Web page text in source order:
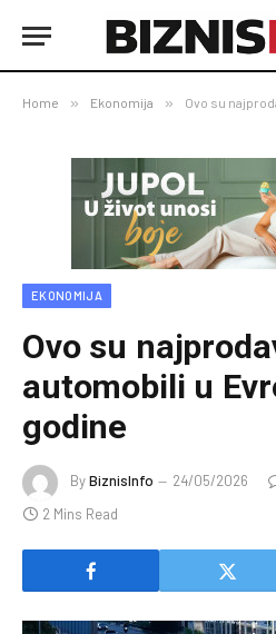
Home » Ekonomija » Ovo su
EKONOMIJA
Ovo su
automobili u
godine
ByBiznisInfo 24/05/2026
2 Mins Read